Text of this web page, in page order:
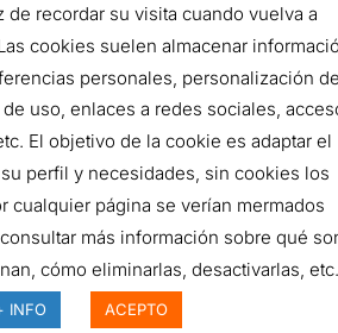
Primary
Konepac™
Cellulose
F
Descripción
de recordar su visita cuando vuelva a
cookies suelen almacenar
personales, personalización
uso, enlaces a redes sociales,
El objetivo de la cookie es adaptar el
perfil y necesidades, sin cookies los
cualquier página se verían mermados
más información sobre qué
cómo eliminarlas, desactivarlas,
INFO ACEPTO